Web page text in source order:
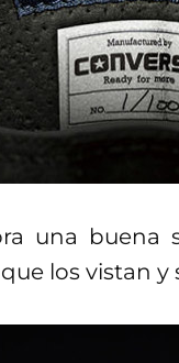
una buena
los vistan y